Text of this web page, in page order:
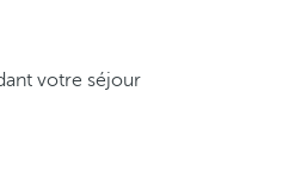
votre séjour